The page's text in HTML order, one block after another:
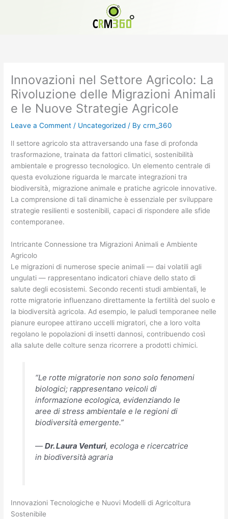
Innovazioni nel Settore Agricolo: La
Rivoluzione delle Migrazioni Animali
e le Nuove Strategie Agricole
Leave a Comment / Uncategorized / Bycrm_360
Il settore agricolo sta attraversando una fase di profonda
trasformazione, trainata da fattori climatici, sostenibilità
ambientale e progresso tecnologico. Un elemento centrale di
questa evoluzione riguarda le marcate integrazioni tra
biodiversità, migrazione animale e pratiche agricole innovative.
La comprensione di tali dinamiche è essenziale per sviluppare
strategie resilienti e sostenibili, capaci di rispondere alle sfide
contemporanee.
Intricante Connessione tra Migrazioni Animali e Ambiente
Agricolo
Le migrazioni di numerose specie animali — dai volatili agli
ungulati — rappresentano indicatori chiave dello stato di
salute degli ecosistemi. Secondo recenti studi ambientali, le
rotte migratorie influenzano direttamente la fertilità del suolo e
la biodiversità agricola. Ad esempio, le paludi temporanee nelle
pianure europee attirano uccelli migratori, che a loro volta
regolano le popolazioni di insetti dannosi, contribuendo così
alla salute delle colture senza ricorrere a prodotti chimici.
“Le rotte migratorie non sono solo fenomeni
biologici; rappresentano veicoli di
informazione ecologica, evidenziando le
aree di stress ambientale e le regioni di
biodiversità emergente.”
— Dr. Laura Venturi, ecologa e ricercatrice
in biodiversità agraria
Innovazioni Tecnologiche e Nuovi Modelli di Agricoltura
Sostenibile